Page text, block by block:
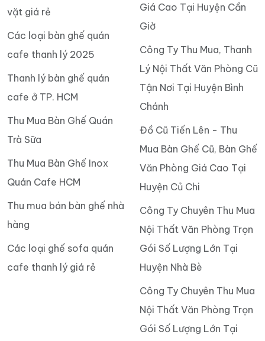
vặt giá rẻ
Các loại bàn ghế quán
cafe thanh lý 2025
Thanh lý bàn ghế quán
cafe ở TP. HCM
Thu Mua Bàn Ghế Quán
Trà Sữa
Thu Mua Bàn Ghế Inox
Quán Cafe HCM
Thu mua bán bàn ghế nhà
hàng
Các loại ghế sofa quán
cafe thanh lý giá rẻ
Giá Cao Tại Huyện Cần
Giờ
Công Ty Thu Mua, Thanh
Lý Nội Thất Văn Phòng Cũ
Tận Nơi Tại Huyện Bình
Chánh
Đồ Cũ Tiến Lên - Thu
Mua Bàn Ghế Cũ, Bàn Ghế
Văn Phòng Giá Cao Tại
Huyện Củ Chi
Công Ty Chuyên Thu Mua
Nội Thất Văn Phòng Trọn
Gói Số Lượng Lớn Tại
Huyện Nhà Bè
Công Ty Chuyên Thu Mua
Nội Thất Văn Phòng Trọn
Gói Số Lượng Lớn Tại